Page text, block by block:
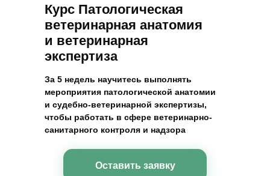
Курс Патологическая
ветеринарная анатомия
и ветеринарная
экспертиза
За 5 недель научитесь выполнять
мероприятия патологической анатомии
и судебно-ветеринарной экспертизы,
чтобы работать в сфере ветеринарно-
санитарного контроля и надзора
Оставить заявку